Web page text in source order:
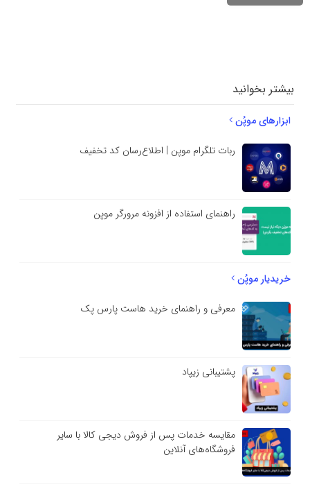
بیشتر بخوانید
ابزارهای موپُن
ربات تلگرام موپن | اطلاع‌رسان کد تخفیف
راهنمای استفاده از افزونه مرورگر موپن
خریدیار موپُن
معرفی و راهنمای خرید هاست پارس پک
پشتیبانی زیپاد
مقایسه خدمات پس از فروش دیجی کالا با سایر
فروشگاه‌های آنلاین